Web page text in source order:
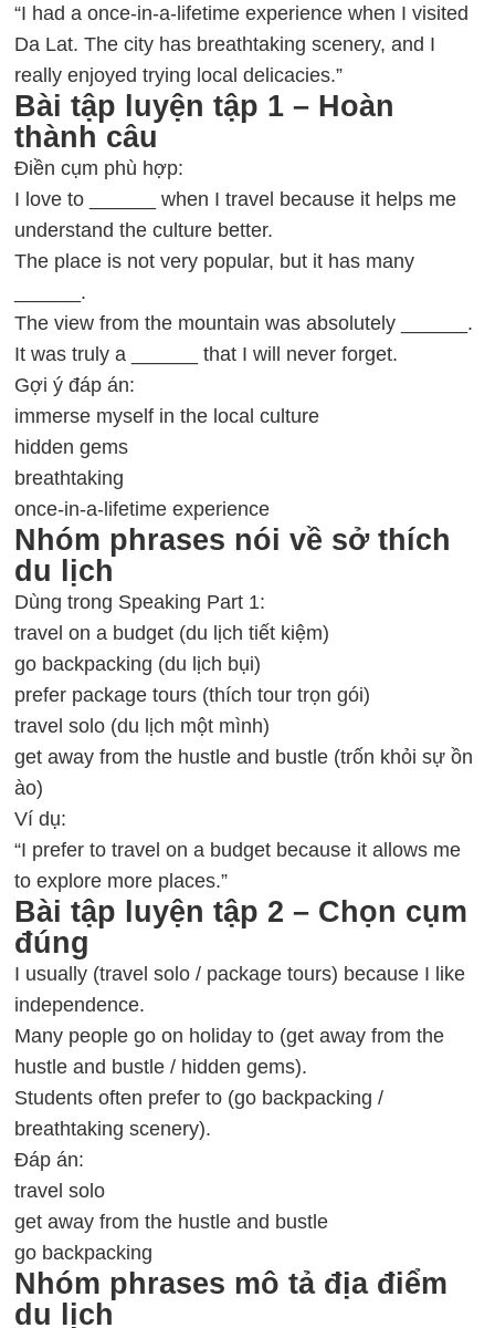
“I had a once-in-a-lifetime experience when I visited
Da Lat. The city has breathtaking scenery, and I
really enjoyed trying local delicacies.”
Bài tập luyện tập 1 – Hoàn
thành câu
Điền cụm phù hợp:
I love to ______ when I travel because it helps me
understand the culture better.
The place is not very popular, but it has many
______.
The view from the mountain was absolutely ______.
It was truly a ______ that I will never forget.
Gợi ý đáp án:
immerse myself in the local culture
hidden gems
breathtaking
once-in-a-lifetime experience
Nhóm phrases nói về sở thích
du lịch
Dùng trong Speaking Part 1:
travel on a budget (du lịch tiết kiệm)
go backpacking (du lịch bụi)
prefer package tours (thích tour trọn gói)
travel solo (du lịch một mình)
get away from the hustle and bustle (trốn khỏi sự ồn
ào)
Ví dụ:
“I prefer to travel on a budget because it allows me
to explore more places.”
Bài tập luyện tập 2 – Chọn cụm
đúng
I usually (travel solo / package tours) because I like
independence.
Many people go on holiday to (get away from the
hustle and bustle / hidden gems).
Students often prefer to (go backpacking /
breathtaking scenery).
Đáp án:
travel solo
get away from the hustle and bustle
go backpacking
Nhóm phrases mô tả địa điểm
du lịch